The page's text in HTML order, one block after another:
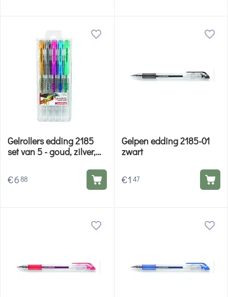
Gelrollers edding 2185
set van 5 - goud, zilver,
€688
Gelpen edding 2185-01
zwart
€1 47